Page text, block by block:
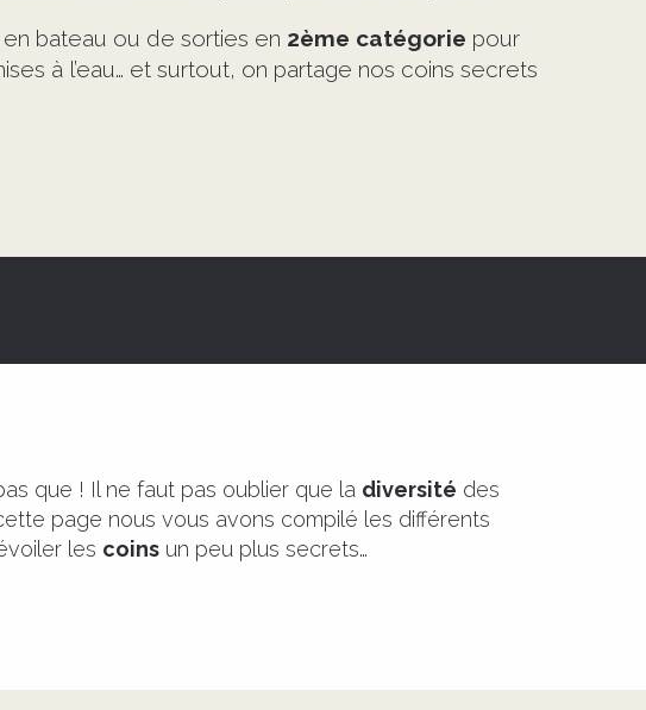
bateau ou de sorties en 2ème catégorie pour
à l’eau… et surtout, on partage nos coins secrets
que ! Il ne faut pas oublier que la diversité des
page nous vous avons compilé les différents
les coins un peu plus secrets…